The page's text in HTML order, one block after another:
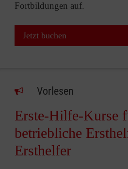
Fortbildungen auf.
Jetzt buchen
Vorlesen
Erste-Hilfe-Kurse
betriebliche
Ersthelfer